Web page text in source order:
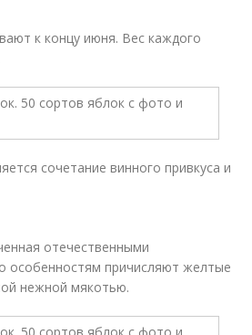
к концу июня. Вес каждого
сочетание винного привкуса и
отечественными
особенностям причисляют желтые
нежной мякотью.